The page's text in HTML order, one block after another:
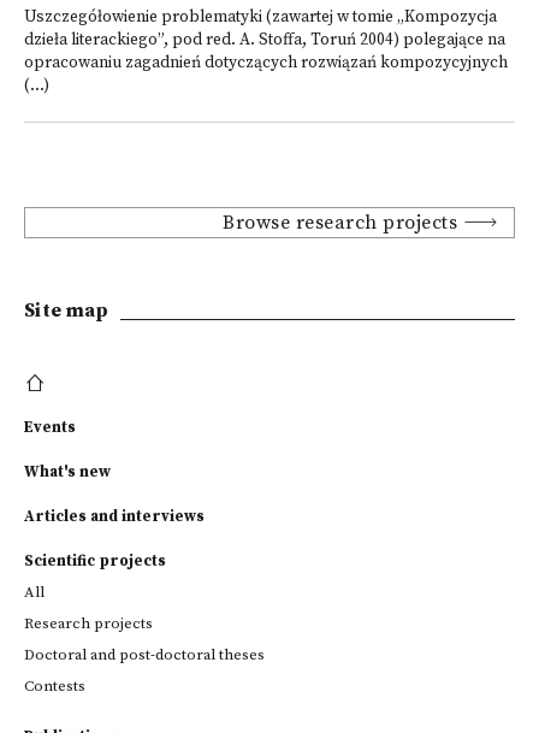
Uszczegółowienie problematyki (zawartej w tomie „Kompozycja
dzieła literackiego”, pod red. A. Stoffa, Toruń 2004) polegające na
opracowaniu zagadnień dotyczących rozwiązań kompozycyjnych
(...)
Browse research projects
Site map
Events
What's new
Articles and interviews
Scientific projects
All
Research projects
Doctoral and post-doctoral theses
Contests